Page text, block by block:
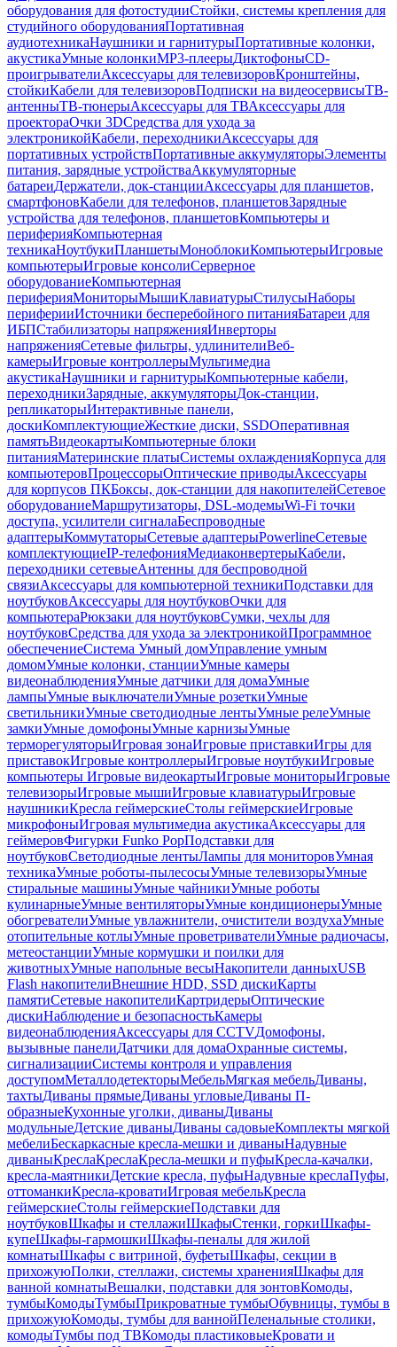
оборудования для фотостудииСтойки, системы крепления для
студийного оборудованияПортативная
аудиотехникаНаушники и гарнитурыПортативные колонки,
акустикаУмные колонкиMP3-плеерыДиктофоныCD-
проигрывателиАксессуары для телевизоровКронштейны,
стойкиКабели для телевизоровПодписки на видеосервисыТВ-
антенныТВ-тюнерыАксессуары для ТВАксессуары для
проектораОчки 3DСредства для ухода за
электроникойКабели, переходникиАксессуары для
портативных устройствПортативные аккумуляторыЭлементы
питания, зарядные устройстваАккумуляторные
батареиДержатели, док-станцииАксессуары для планшетов,
смартфоновКабели для телефонов, планшетовЗарядные
устройства для телефонов, планшетовКомпьютеры и
периферияКомпьютерная
техникаНоутбукиПланшетыМоноблокиКомпьютерыИгровые
компьютерыИгровые консолиСерверное
оборудованиеКомпьютерная
периферияМониторыМышиКлавиатурыСтилусыНаборы
периферииИсточники бесперебойного питанияБатареи для
ИБПСтабилизаторы напряженияИнверторы
напряженияСетевые фильтры, удлинителиВеб-
камерыИгровые контроллерыМультимедиа
акустикаНаушники и гарнитурыКомпьютерные кабели,
переходникиЗарядные, аккумуляторыДок-станции,
репликаторыИнтерактивные панели,
доскиКомплектующиеЖесткие диски, SSDОперативная
памятьВидеокартыКомпьютерные блоки
питанияМатеринские платыСистемы охлажденияКорпуса для
компьютеровПроцессорыОптические приводыАксессуары
для корпусов ПКБоксы, док-станции для накопителейСетевое
оборудованиеМаршрутизаторы, DSL-модемыWi-Fi точки
доступа, усилители сигналаБеспроводные
адаптерыКоммутаторыСетевые адаптерыPowerlineСетевые
комплектующиеIP-телефонияМедиаконвертерыКабели,
переходники сетевыеАнтенны для беспроводной
связиАксессуары для компьютерной техникиПодставки для
ноутбуковАксессуары для ноутбуковОчки для
компьютераРюкзаки для ноутбуковСумки, чехлы для
ноутбуковСредства для ухода за электроникойПрограммное
обеспечениеСистема Умный домУправление умным
домомУмные колонки, станцииУмные камеры
видеонаблюденияУмные датчики для домаУмные
лампыУмные выключателиУмные розеткиУмные
светильникиУмные светодиодные лентыУмные релеУмные
замкиУмные домофоныУмные карнизыУмные
терморегуляторыИгровая зонаИгровые приставкиИгры для
приставокИгровые контроллерыИгровые ноутбукиИгровые
компьютеры Игровые видеокартыИгровые мониторыИгровые
телевизорыИгровые мышиИгровые клавиатурыИгровые
наушникиКресла геймерскиеСтолы геймерскиеИгровые
микрофоныИгровая мультимедиа акустикаАксессуары для
геймеровФигурки Funko PopПодставки для
ноутбуковСветодиодные лентыЛампы для мониторовУмная
техникаУмные роботы-пылесосыУмные телевизорыУмные
стиральные машиныУмные чайникиУмные роботы
кулинарныеУмные вентиляторыУмные кондиционерыУмные
обогревателиУмные увлажнители, очистители воздухаУмные
отопительные котлыУмные проветривателиУмные радиочасы,
метеостанцииУмные кормушки и поилки для
животныхУмные напольные весыНакопители данныхUSB
Flash накопителиВнешние HDD, SSD дискиКарты
памятиСетевые накопителиКартридерыОптические
дискиНаблюдение и безопасностьКамеры
видеонаблюденияАксессуары для CCTVДомофоны,
вызывные панелиДатчики для домаОхранные системы,
сигнализацииСистемы контроля и управления
доступомМеталлодетекторыМебельМягкая мебельДиваны,
тахтыДиваны прямыеДиваны угловыеДиваны П-
образныеКухонные уголки, диваныДиваны
модульныеДетские диваныДиваны садовыеКомплекты мягкой
мебелиБескаркасные кресла-мешки и диваныНадувные
диваныКреслаКреслаКресла-мешки и пуфыКресла-качалки,
кресла-маятникиДетские кресла, пуфыНадувные креслаПуфы,
оттоманкиКресла-кроватиИгровая мебельКресла
геймерскиеСтолы геймерскиеПодставки для
ноутбуковШкафы и стеллажиШкафыСтенки, горкиШкафы-
купеШкафы-гармошкиШкафы-пеналы для жилой
комнатыШкафы с витриной, буфетыШкафы, секции в
прихожуюПолки, стеллажи, системы храненияШкафы для
ванной комнатыВешалки, подставки для зонтовКомоды,
тумбыКомодыТумбыПрикроватные тумбыОбувницы, тумбы в
прихожуюКомоды, тумбы для ваннойПеленальные столики,
комодыТумбы под ТВКомоды пластиковыеКровати и